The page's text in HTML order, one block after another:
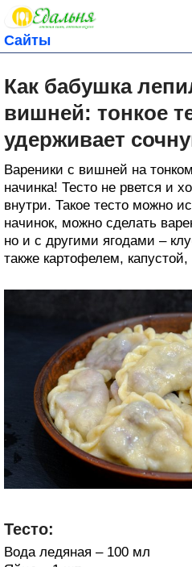
Сайты
Как бабушка
вишней: тонкое
удерживает
Вареники с вишней на
начинка! Тесто не рвется и
внутри. Такое тесто можно
начинок, можно сделать
но и с другими ягодами –
также картофелем,
Тесто:
Вода ледяная – 100 мл